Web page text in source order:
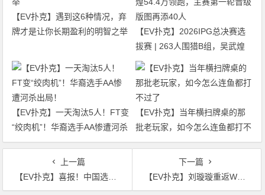
【EV扑克】遇到这6种情况，弃
牌才是让你长期盈利的明智之举
【EV扑克】2026IPG总决赛选
拔赛 | 263人围猎B组，吴武煌
54.4万领跑，主赛第一轮晋级版
【EV扑克】一天淘汰5人！FT变
“绞肉机”！华裔选手AA惨遭河杀
出局！
【EV扑克】当年横扫牌桌的那
批老玩家，如今怎么连鱼都打不
过了
上一篇
【EV扑克】喜报！中国选手Wang ZiQian勇夺WSOP金戒指大师赛冠军，刘亚运挺进百万豪客赛FT！
下一篇
【EV扑克】刘璇璇重返WSOP欧洲站：参赛+Vlog双线出击，直言“这邀请无法拒绝”